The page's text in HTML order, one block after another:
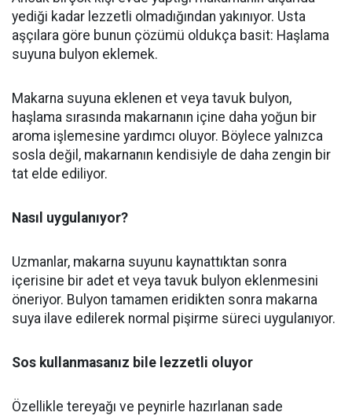
yediği kadar lezzetli olmadığından yakınıyor. Usta
aşçılara göre bunun çözümü oldukça basit: Haşlama
suyuna bulyon eklemek.
Makarna suyuna eklenen et veya tavuk bulyon,
haşlama sırasında makarnanın içine daha yoğun bir
aroma işlemesine yardımcı oluyor. Böylece yalnızca
sosla değil, makarnanın kendisiyle de daha zengin bir
tat elde ediliyor.
Nasıl uygulanıyor?
Uzmanlar, makarna suyunu kaynattıktan sonra
içerisine bir adet et veya tavuk bulyon eklenmesini
öneriyor. Bulyon tamamen eridikten sonra makarna
suya ilave edilerek normal pişirme süreci uygulanıyor.
Sos kullanmasanız bile lezzetli oluyor
Özellikle tereyağı ve peynirle hazırlanan sade